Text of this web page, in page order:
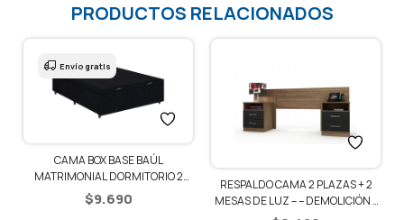
PRODUCTOS RELACIONADOS
CAMA BOX BASE BAÚL
MATRIMONIAL DORMITORIO 2
PLAZAS
$9.690
Envío gratis
RESPALDO CAMA 2 PLAZAS + 2
MESAS DE LUZ – – DEMOLICIÓN /
NEGRO